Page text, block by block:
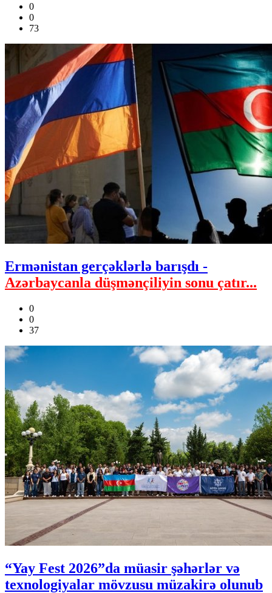
0
0
73
Ermənistan gerçəklərlə barışdı -
Azərbaycanla düşmənçiliyin sonu çatır...
0
0
37
“Yay Fest 2026”da müasir şəhərlər və
texnologiyalar mövzusu müzakirə olunub